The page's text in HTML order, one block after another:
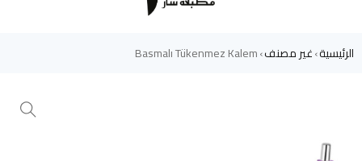
الرئيسية›غير مصنف›
Basmalı Tükenmez Kalem